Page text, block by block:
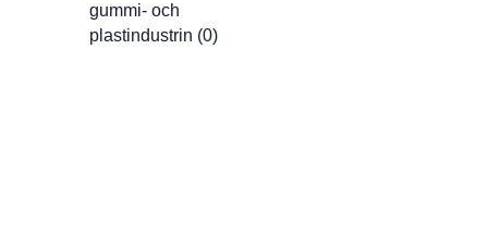
gummi- och
plastindustrin (0)